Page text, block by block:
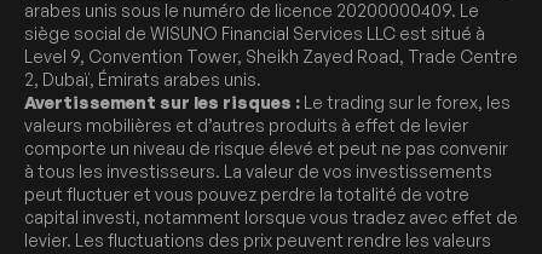
arabes unis sous le numéro de licence 20200000409. Le
siège social de WISUNO Financial Services LLC est situé à
Level 9, Convention Tower, Sheikh Zayed Road, Trade Centre
2, Dubaï, Émirats arabes unis.
Avertissement sur les risques : Le trading sur le forex, les
valeurs mobilières et d’autres produits à effet de levier
comporte un niveau de risque élevé et peut ne pas convenir
à tous les investisseurs. La valeur de vos investissements
peut fluctuer et vous pouvez perdre la totalité de votre
capital investi, notamment lorsque vous tradez avec effet de
levier. Les fluctuations des prix peuvent rendre les valeurs